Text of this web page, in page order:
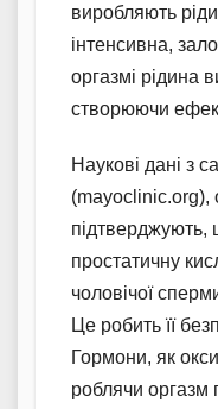
виробляють
інтенсивна,
оргазмі рідина
створюючи
Наукові дані з
(mayoclinic.org),
підтверджують,
простатичну
чоловічої
Це робить її
Гормони, як
роблячи оргазм